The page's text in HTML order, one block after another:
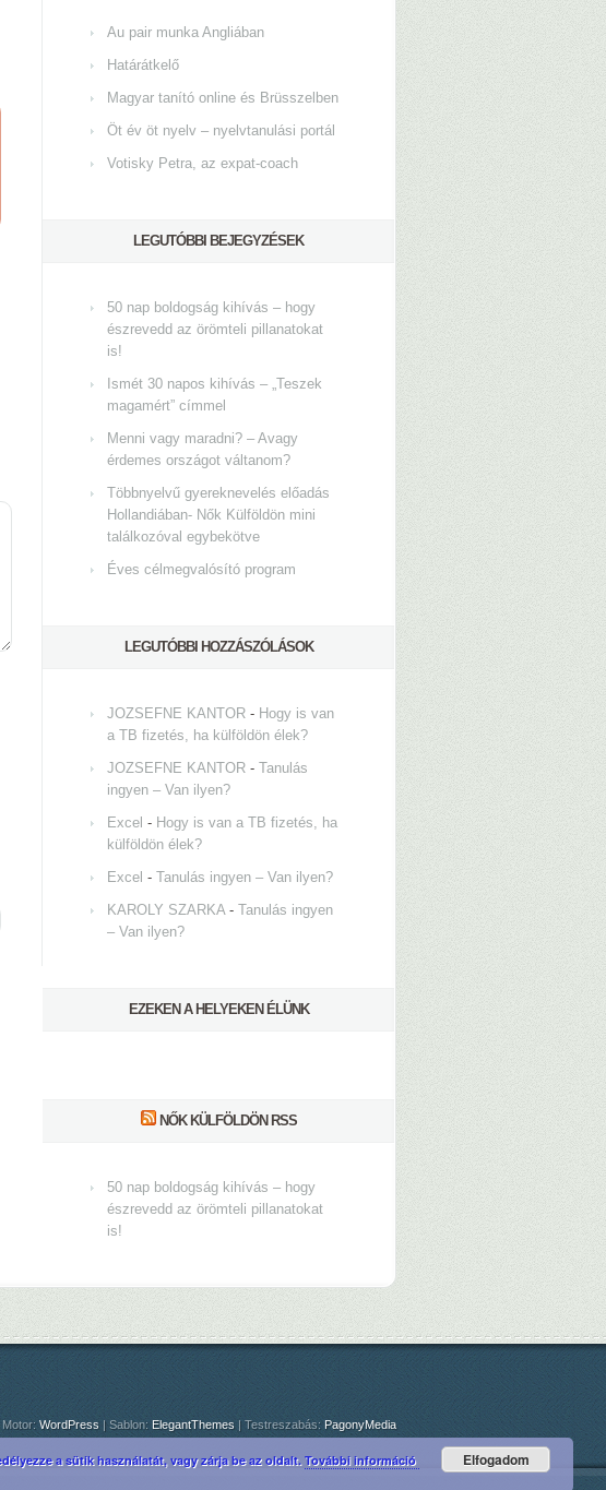
Au pair munka Angliában
Határátkelő
Magyar tanító online és Brüsszelben
Öt év öt nyelv – nyelvtanulási portál
Votisky Petra, az expat-coach
LEGUTÓBBI BEJEGYZÉSEK
50 nap boldogság kihívás – hogy
észrevedd az örömteli pillanatokat
is!
Ismét 30 napos kihívás – „Teszek
magamért” címmel
Menni vagy maradni? – Avagy
érdemes országot váltanom?
Többnyelvű gyereknevelés előadás
Hollandiában- Nők Külföldön mini
találkozóval egybekötve
Éves célmegvalósító program
LEGUTÓBBI HOZZÁSZÓLÁSOK
JOZSEFNE KANTOR - Hogy is van
a TB fizetés, ha külföldön élek?
JOZSEFNE KANTOR - Tanulás
ingyen – Van ilyen?
Excel - Hogy is van a TB fizetés, ha
külföldön élek?
Excel - Tanulás ingyen – Van ilyen?
KAROLY SZARKA- Tanulás ingyen
– Van ilyen?
EZEKEN A HELYEKEN ÉLÜNK
NŐK KÜLFÖLDÖN RSS
50 nap boldogság kihívás – hogy
észrevedd az örömteli pillanatokat
is!
Motor: WordPress | Sablon: ElegantThemes | Testreszabás: PagonyMedia
a sütik használatát, vagy zárja be az oldalt. További információ Elfogadom